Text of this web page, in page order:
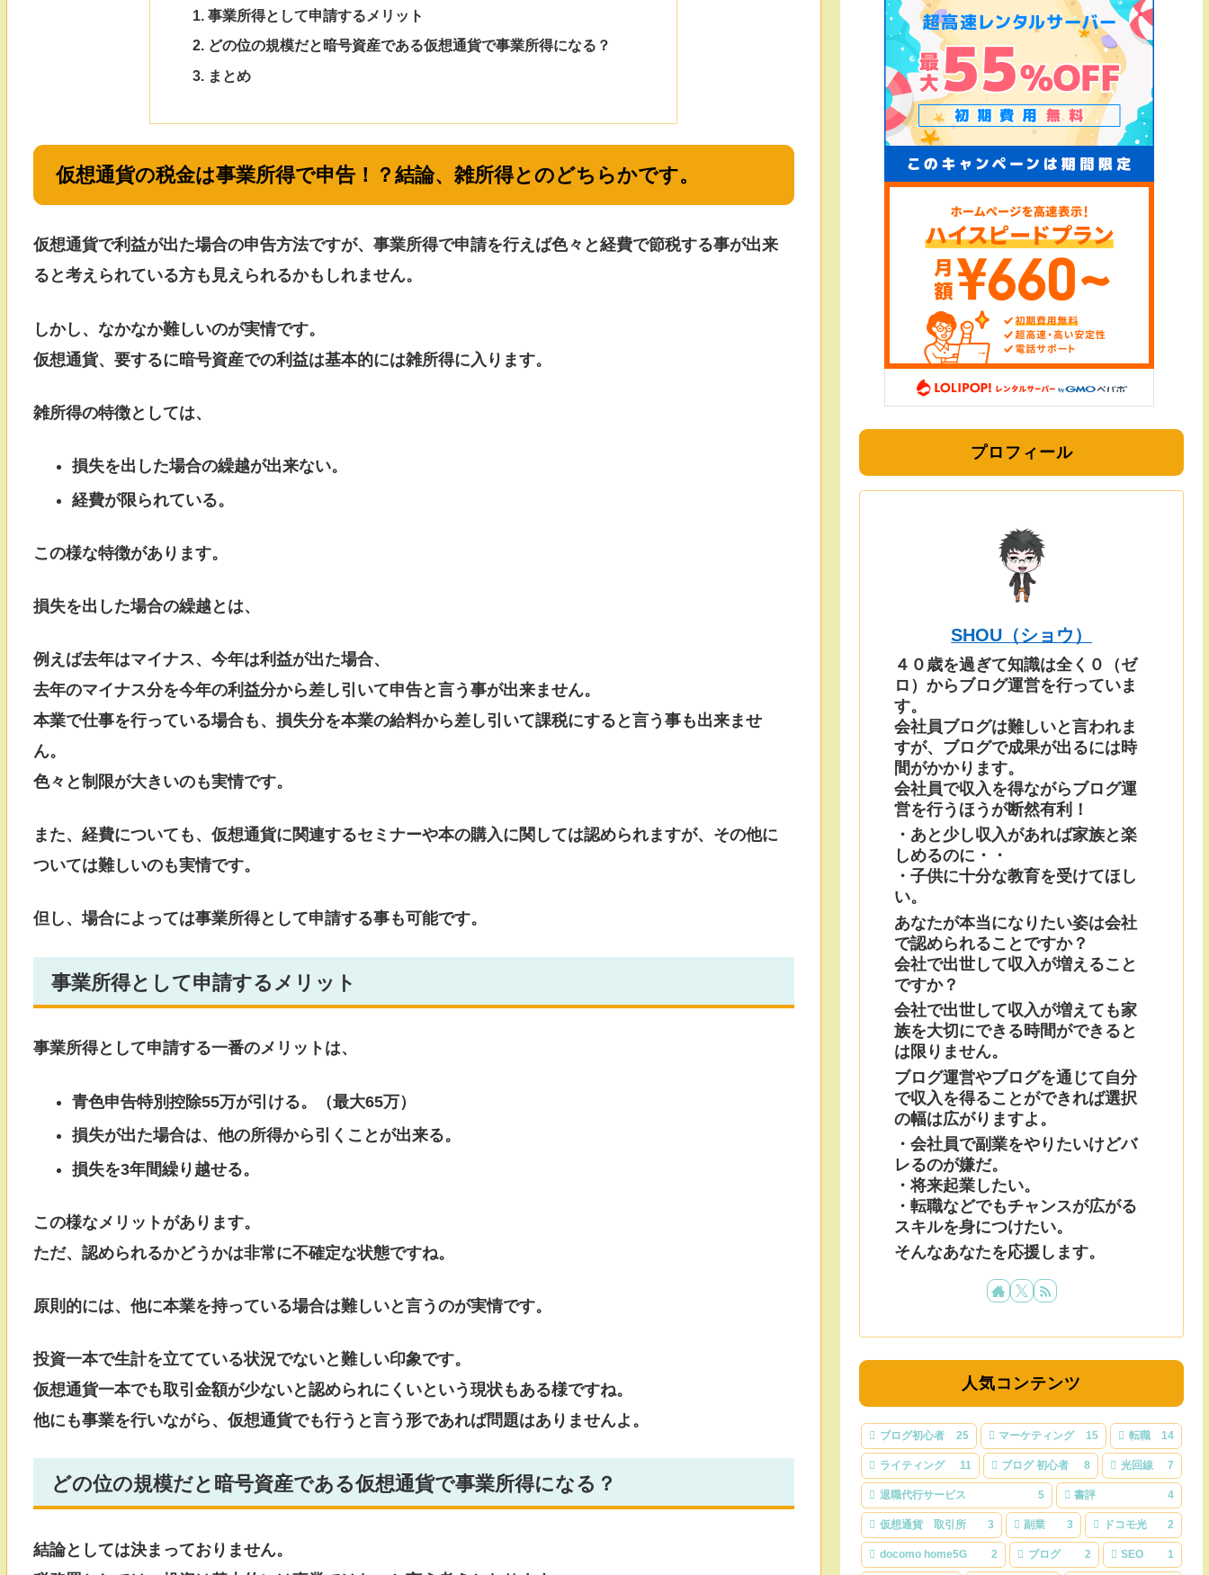
事業所得として申請するメリット
どの位の規模だと暗号資産である仮想通貨で事業所得になる？
まとめ
仮想通貨の税金は事業所得で申告！？結論、雑所得とのどちらかです。
仮想通貨で利益が出た場合の申告方法ですが、事業所得で申請を行えば色々と経費で節税する事が出来
ると考えられている方も見えられるかもしれません。
しかし、なかなか難しいのが実情です。
仮想通貨、要するに暗号資産での利益は基本的には雑所得に入ります。
雑所得の特徴としては、
損失を出した場合の繰越が出来ない。
経費が限られている。
この様な特徴があります。
損失を出した場合の繰越とは、
例えば去年はマイナス、今年は利益が出た場合、
去年のマイナス分を今年の利益分から差し引いて申告と言う事が出来ません。
本業で仕事を行っている場合も、損失分を本業の給料から差し引いて課税にすると言う事も出来ませ
ん。
色々と制限が大きいのも実情です。
また、経費についても、仮想通貨に関連するセミナーや本の購入に関しては認められますが、その他に
ついては難しいのも実情です。
但し、場合によっては事業所得として申請する事も可能です。
事業所得として申請するメリット
事業所得として申請する一番のメリットは、
青色申告特別控除55万が引ける。（最大65万）
損失が出た場合は、他の所得から引くことが出来る。
損失を3年間繰り越せる。
この様なメリットがあります。
ただ、認められるかどうかは非常に不確定な状態ですね。
原則的には、他に本業を持っている場合は難しいと言うのが実情です。
投資一本で生計を立てている状況でないと難しい印象です。
仮想通貨一本でも取引金額が少ないと認められにくいという現状もある様ですね。
他にも事業を行いながら、仮想通貨でも行うと言う形であれば問題はありませんよ。
どの位の規模だと暗号資産である仮想通貨で事業所得になる？
結論としては決まっておりません。
プロフィール
SHOU（ショウ）
４０歳を過ぎて知識は全く０（ゼ
ロ）からブログ運営を行っていま
す。
会社員ブログは難しいと言われま
すが、ブログで成果が出るには時
間がかかります。
会社員で収入を得ながらブログ運
営を行うほうが断然有利！
・あと少し収入があれば家族と楽
しめるのに・・
・子供に十分な教育を受けてほし
い。
あなたが本当になりたい姿は会社
で認められることですか？
会社で出世して収入が増えること
ですか？
会社で出世して収入が増えても家
族を大切にできる時間ができると
は限りません。
ブログ運営やブログを通じて自分
で収入を得ることができれば選択
の幅は広がりますよ。
・会社員で副業をやりたいけどバ
レるのが嫌だ。
・将来起業したい。
・転職などでもチャンスが広がる
スキルを身につけたい。
そんなあなたを応援します。
人気コンテンツ
ブログ初心者 25 マーケティング 15 転職 14
ライティング 11 ブログ 初心者 8 光回線 7
退職代行サービス 5 書評 4
仮想通貨 取引所 3 副業 3 ドコモ光 2
docomo home5G 2 ブログ 2 SEO 1